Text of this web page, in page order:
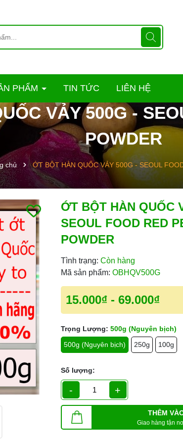
PHẨM TIN TỨC LIÊN HỆ
VẢY 500G -
POWDER
chủ ỚT BỘT HÀN QUỐC VẢY 500G - SEOUL
ỚT BỘT HÀN QUỐC
SEOUL FOOD RED
POWDER
Tình trạng: Còn hàng
Mã sản phẩm: OBHQV500G
15.000₫- 69.000₫
Trọng Lượng: 500g (Nguyên bịch)
500g (Nguyên bịch)
250g 100g
Số lượng:
- +
THÊM
Giao hàng tận